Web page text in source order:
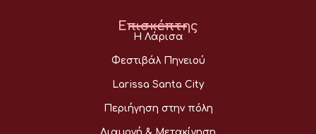
Επισκέπτης
Η Λάρισα
Φεστιβάλ Πηνειού
Larissa Santa City
Περιήγηση στην πόλη